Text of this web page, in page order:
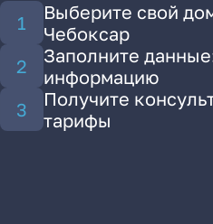
Выберите свой
Чебоксар
Заполните
информацию
Получите
тарифы